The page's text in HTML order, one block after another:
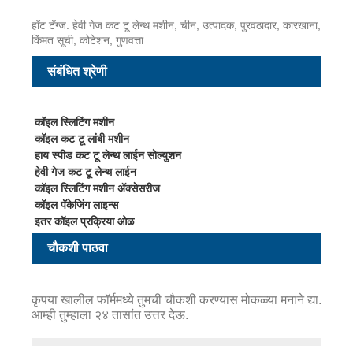
हॉट टॅग्ज: हेवी गेज कट टू लेन्थ मशीन, चीन, उत्पादक, पुरवठादार, कारखाना,
किंमत सूची, कोटेशन, गुणवत्ता
संबंधित श्रेणी
कॉइल स्लिटिंग मशीन
कॉइल कट टू लांबी मशीन
हाय स्पीड कट टू लेन्थ लाईन सोल्युशन
हेवी गेज कट टू लेन्थ लाईन
कॉइल स्लिटिंग मशीन ॲक्सेसरीज
कॉइल पॅकेजिंग लाइन्स
इतर कॉइल प्रक्रिया ओळ
चौकशी पाठवा
कृपया खालील फॉर्ममध्ये तुमची चौकशी करण्यास मोकळ्या मनाने द्या.
आम्ही तुम्हाला २४ तासांत उत्तर देऊ.